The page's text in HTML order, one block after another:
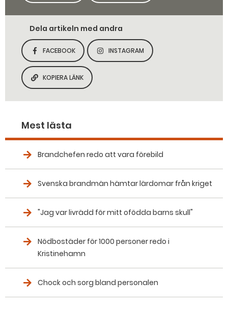
Dela artikeln med andra
DELA SIDAN PÅ
FACEBOOK
DELA SIDAN PÅ
INSTAGRAM
KOPIERA SIDANS LÄNK
KOPIERA LÄNK
Mest lästa
Brandchefen redo att vara förebild
Svenska brandmän hämtar lärdomar från kriget
"Jag var livrädd för mitt ofödda barns skull"
Nödbostäder för 1000 personer redo i
Kristinehamn
Chock och sorg bland personalen